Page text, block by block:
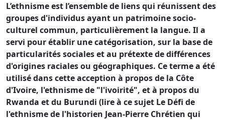
L’ethnisme est l’ensemble de liens qui réunissent des
groupes d'individus ayant un patrimoine socio-
culturel commun, particulièrement la langue. Il a
servi pour établir une catégorisation, sur la base de
particularités sociales et au prétexte de différences
d'origines raciales ou géographiques. Ce terme a été
utilisé dans cette acception à propos de la Côte
d'Ivoire, l'ethnisme de "l'ivoirité", et à propos du
Rwanda et du Burundi (lire à ce sujet Le Défi de
l'ethnisme de l'historien Jean-Pierre Chrétien qui